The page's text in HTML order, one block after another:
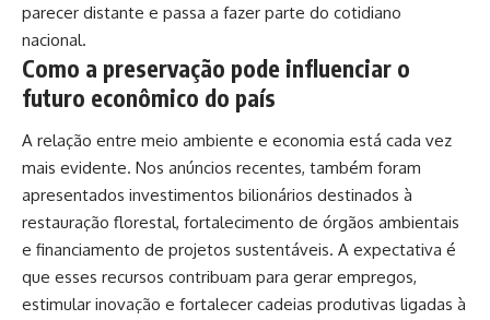
parecer distante e passa a fazer parte do cotidiano
nacional.
Como a preservação pode influenciar o
futuro econômico do país
A relação entre meio ambiente e economia está cada vez
mais evidente. Nos anúncios recentes, também foram
apresentados investimentos bilionários destinados à
restauração florestal, fortalecimento de órgãos ambientais
e financiamento de projetos sustentáveis. A expectativa é
que esses recursos contribuam para gerar empregos,
estimular inovação e fortalecer cadeias produtivas ligadas à